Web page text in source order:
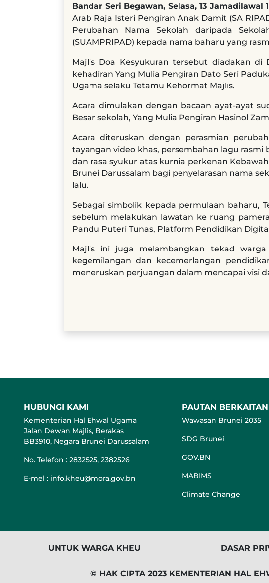
Bandar Seri Begawan, Selasa, 13
Arab Raja Isteri Pengiran Anak Damit (SA
Perubahan Nama Sekolah daripada
(SUAMPRIPAD) kepada nama baharu yang
Majlis Doa Kesyukuran tersebut diadakan
kehadiran Yang Mulia Pengiran Dato Seri
Ugama selaku Tetamu Kehormat Majlis.
Acara dimulakan dengan bacaan ayat-ayat
Besar sekolah, Yang Mulia Pengiran Hasinol
Acara diteruskan dengan perasmian
tayangan video khas, persembahan lagu rasmi
dan rasa syukur atas kurnia perkenan
Brunei Darussalam bagi penyelarasan nama
lalu.
Sebagai simbolik kepada permulaan baharu,
sebelum melakukan lawatan ke ruang
Pandu Puteri Tunas, Platform Pendidikan
Majlis ini juga melambangkan tekad
kegemilangan dan kecemerlangan
meneruskan perjuangan dalam mencapai visi
HUBUNGI KAMI
Kementerian Hal Ehwal Ugama
Jalan Dewan Majlis, Berakas
BB3910, Negara Brunei Darussalam
No. Telefon : 2832525, 2382526
E-mel : info.kheu@mora.gov.bn
PAUTAN BERKAITAN
Wawasan Brunei 2035
SDG Brunei
GOV.BN
MABIMS
Climate Change
UNTUK WARGA KHEU DASAR
© HAK CIPTA 2023 KEMENTERIAN HAL